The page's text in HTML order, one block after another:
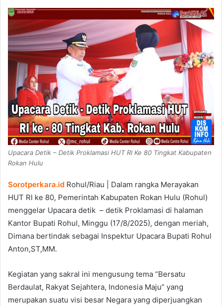
Upacara Detik – Detik Proklamasi HUT RI Ke 80 Tingkat Kabupaten
Rokan Hulu
Sorotperkara.id Rohul/Riau | Dalam rangka Merayakan
HUT RI ke 80, Pemerintah Kabupaten Rokan Hulu (Rohul)
menggelar Upacara detik – detik Proklamasi di halaman
Kantor Bupati Rohul, Minggu (17/8/2025), dengan meriah,
Dimana bertindak sebagai Inspektur Upacara Bupati Rohul
Anton,ST,MM.
Kegiatan yang sakral ini mengusung tema “Bersatu
Berdaulat, Rakyat Sejahtera, Indonesia Maju” yang
merupakan suatu visi besar Negara yang diperjuangkan